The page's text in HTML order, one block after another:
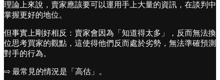
理論上來說，賣家應該要可以運用手上大量的資訊，在談判中
掌握更好的地位。
但事實上剛好相反：賣家會因為「知道得太多」，反而無法換
位思考買家的觀點，這使得他們反而處於劣勢，無法準確預測
對手的行為。
⇨ 最常見的情況是「高估」。